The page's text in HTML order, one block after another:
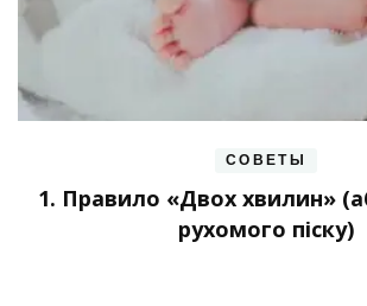
СОВЕТЫ
1. Правило «Двох хвилин»
рухомого піску)